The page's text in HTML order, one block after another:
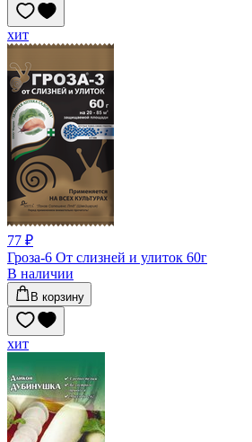
хит
77 ₽
Гроза-6 От слизней и улиток 60г
В наличии
В корзину
хит